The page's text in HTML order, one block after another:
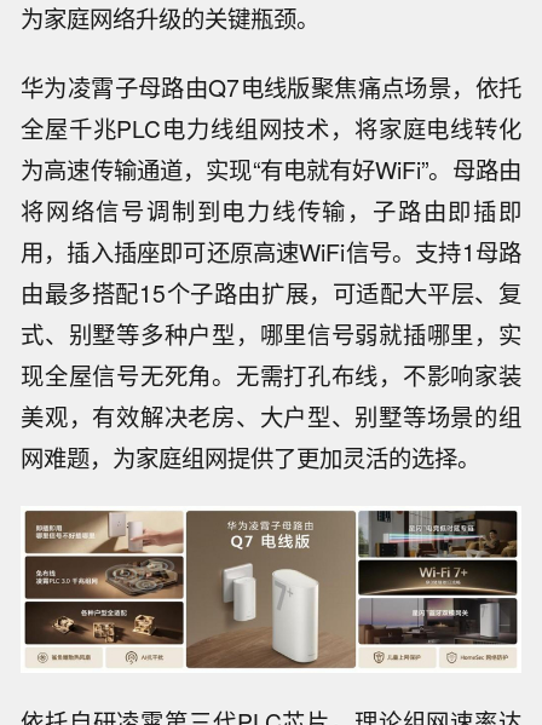
为家庭网络升级的关键瓶颈。
华为凌霄子母路由Q7电线版聚焦痛点场景，依托
全屋千兆PLC电力线组网技术，将家庭电线转化
为高速传输通道，实现“有电就有好WiFi”。母路由
将网络信号调制到电力线传输，子路由即插即
用，插入插座即可还原高速WiFi信号。支持1母路
由最多搭配15个子路由扩展，可适配大平层、复
式、别墅等多种户型，哪里信号弱就插哪里，实
现全屋信号无死角。无需打孔布线，不影响家装
美观，有效解决老房、大户型、别墅等场景的组
网难题，为家庭组网提供了更加灵活的选择。